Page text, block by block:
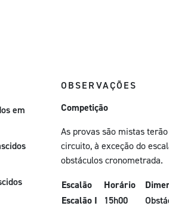
em
OBSERVAÇÕES
Competição
As provas são mistas
circuito, à exceção do
obstáculos cronometrada.
Escalão
Horário
Escalão I
15h00